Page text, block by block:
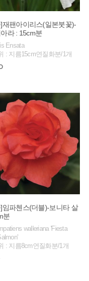
재팬아이리스(일본붓꽃)-
라 : 15cm분
Ensata
: 지름15cm연질화분/1개
임파첸스(더블)-보니타 살
분
walleriana 'Fiesta
: 지름8cm연질화분/1개